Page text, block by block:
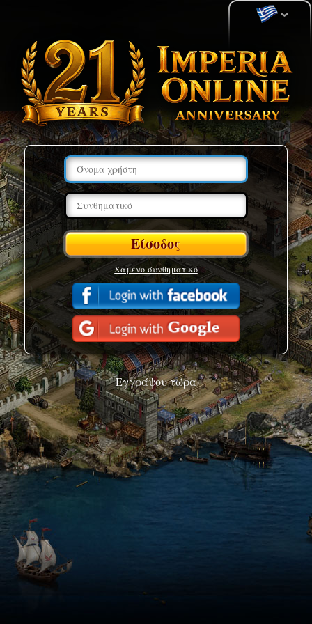
Χαμένο συνθηματικό
Εγγράψου τώρα